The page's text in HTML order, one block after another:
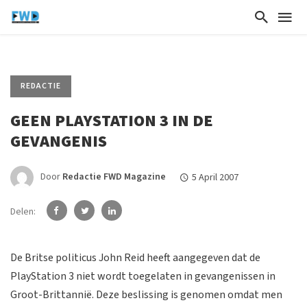
REDACTIE
GEEN PLAYSTATION 3 IN DE
GEVANGENIS
Door Redactie FWD Magazine 5 April 2007
Delen:
De Britse politicus John Reid heeft aangegeven dat de
PlayStation 3 niet wordt toegelaten in gevangenissen in
Groot-Brittannië. Deze beslissing is genomen omdat men